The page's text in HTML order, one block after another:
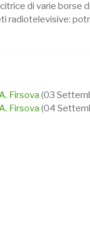
di varie borse
radiotelevisive:
Firsova (03
Firsova (04